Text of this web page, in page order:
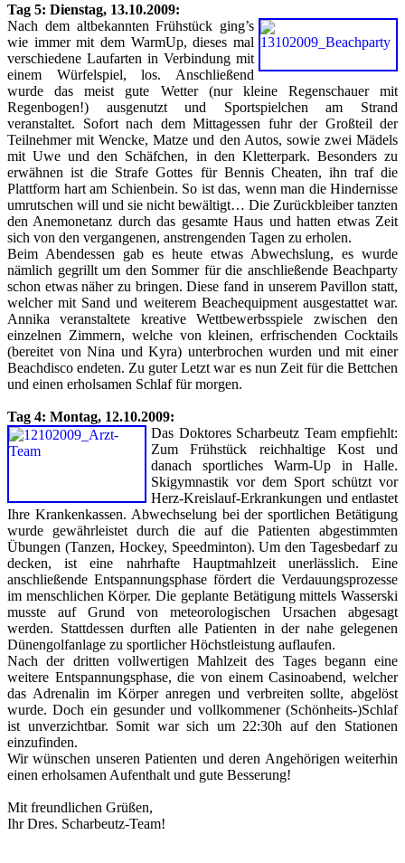
Tag 5: Dienstag, 13.10.2009:
Nach dem altbekannten Frühstück ging’s
wie immer mit dem WarmUp, dieses mal
verschiedene Laufarten in Verbindung mit
einem Würfelspiel, los. Anschließend
wurde das meist gute Wetter (nur kleine Regenschauer mit
Regenbogen!) ausgenutzt und Sportspielchen am Strand
veranstaltet. Sofort nach dem Mittagessen fuhr der Großteil der
Teilnehmer mit Wencke, Matze und den Autos, sowie zwei Mädels
mit Uwe und den Schäfchen, in den Kletterpark. Besonders zu
erwähnen ist die Strafe Gottes für Bennis Cheaten, ihn traf die
Plattform hart am Schienbein. So ist das, wenn man die Hindernisse
umrutschen will und sie nicht bewältigt… Die Zurückbleiber tanzten
den Anemonetanz durch das gesamte Haus und hatten etwas Zeit
sich von den vergangenen, anstrengenden Tagen zu erholen.
Beim Abendessen gab es heute etwas Abwechslung, es wurde
nämlich gegrillt um den Sommer für die anschließende Beachparty
schon etwas näher zu bringen. Diese fand in unserem Pavillon statt,
welcher mit Sand und weiterem Beachequipment ausgestattet war.
Annika veranstaltete kreative Wettbewerbsspiele zwischen den
einzelnen Zimmern, welche von kleinen, erfrischenden Cocktails
(bereitet von Nina und Kyra) unterbrochen wurden und mit einer
Beachdisco endeten. Zu guter Letzt war es nun Zeit für die Bettchen
und einen erholsamen Schlaf für morgen.
Tag 4: Montag, 12.10.2009:
Das Doktores Scharbeutz Team empfiehlt:
Zum Frühstück reichhaltige Kost und
danach sportliches Warm-Up in Halle.
Skigymnastik vor dem Sport schützt vor
Herz-Kreislauf-Erkrankungen und entlastet
Ihre Krankenkassen. Abwechselung bei der sportlichen Betätigung
wurde gewährleistet durch die auf die Patienten abgestimmten
Übungen (Tanzen, Hockey, Speedminton). Um den Tagesbedarf zu
decken, ist eine nahrhafte Hauptmahlzeit unerlässlich. Eine
anschließende Entspannungsphase fördert die Verdauungsprozesse
im menschlichen Körper. Die geplante Betätigung mittels Wasserski
musste auf Grund von meteorologischen Ursachen abgesagt
werden. Stattdessen durften alle Patienten in der nahe gelegenen
Dünengolfanlage zu sportlicher Höchstleistung auflaufen.
Nach der dritten vollwertigen Mahlzeit des Tages begann eine
weitere Entspannungsphase, die von einem Casinoabend, welcher
das Adrenalin im Körper anregen und verbreiten sollte, abgelöst
wurde. Doch ein gesunder und vollkommener (Schönheits-)Schlaf
ist unverzichtbar. Somit war sich um 22:30h auf den Stationen
einzufinden.
Wir wünschen unseren Patienten und deren Angehörigen weiterhin
einen erholsamen Aufenthalt und gute Besserung!
Mit freundlichen Grüßen,
Ihr Dres. Scharbeutz-Team!